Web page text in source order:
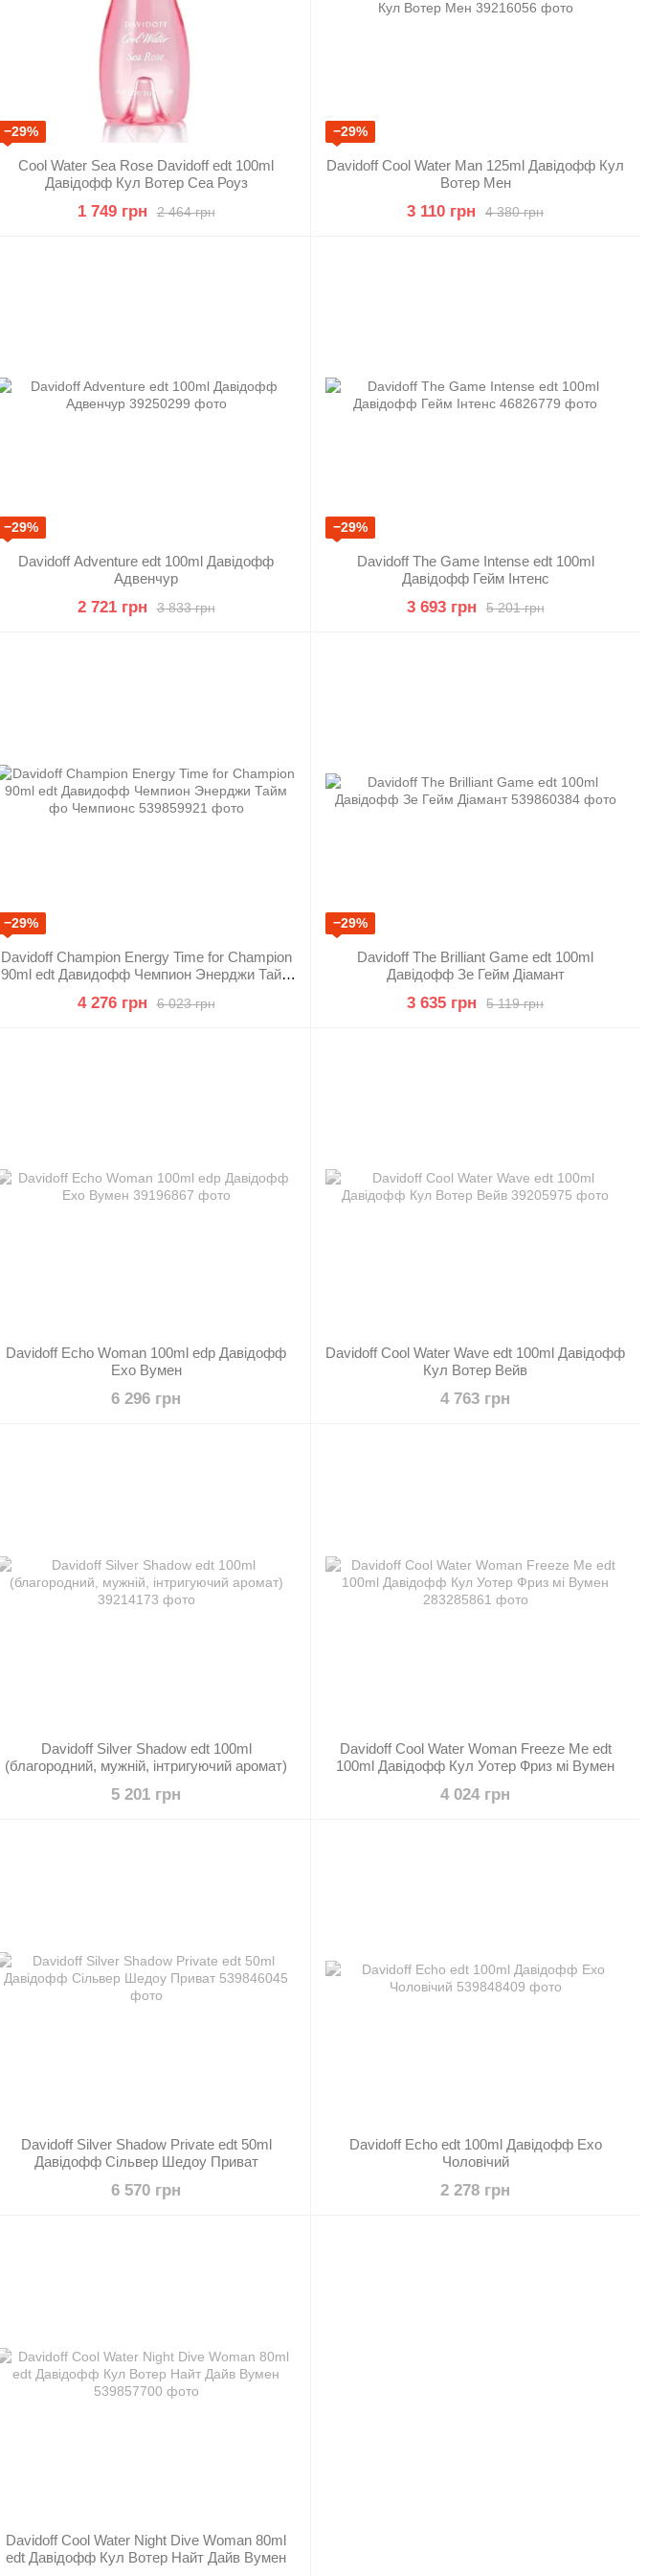
−29%
Cool Water Sea Rose Davidoff edt 100ml
Давідофф Кул Вотер Сеа Роуз
2 464 грн
1 749 грн
−29%
Davidoff Cool Water Man 125ml Давідофф Кул
Вотер Мен
4 380 грн
3 110 грн
−29%
Davidoff Adventure edt 100ml Давідофф
Адвенчур
3 833 грн
2 721 грн
−29%
Davidoff The Game Intense edt 100ml
Давідофф Гейм Інтенс
5 201 грн
3 693 грн
−29%
Davidoff Champion Energy Time for Champion
90ml edt Давидофф Чемпион Энерджи Тайм
6 023 грн
4 276 грн
−29%
Davidoff The Brilliant Game edt 100ml
Давідофф Зе Гейм Діамант
5 119 грн
3 635 грн
Davidoff Echo Woman 100ml edp Давідофф
Ехо Вумен
6 296 грн
Dаvidоff Cool Water Wave edt 100ml Давідофф
Кул Вотер Вейв
4 763 грн
Davidoff Silver Shadow edt 100ml
(благородний, мужній, інтригуючий аромат)
5 201 грн
Davidoff Cool Water Woman Freeze Me edt
100ml Давідофф Кул Уотер Фриз мі Вумен
4 024 грн
Davidoff Silver Shadow Private edt 50ml
Давідофф Сільвер Шедоу Приват
6 570 грн
Davidoff Echo edt 100ml Давідофф Ехо
Чоловічий
2 278 грн
Davidoff Cool Water Night Dive Woman 80ml
edt Давідофф Кул Вотер Найт Дайв Вумен